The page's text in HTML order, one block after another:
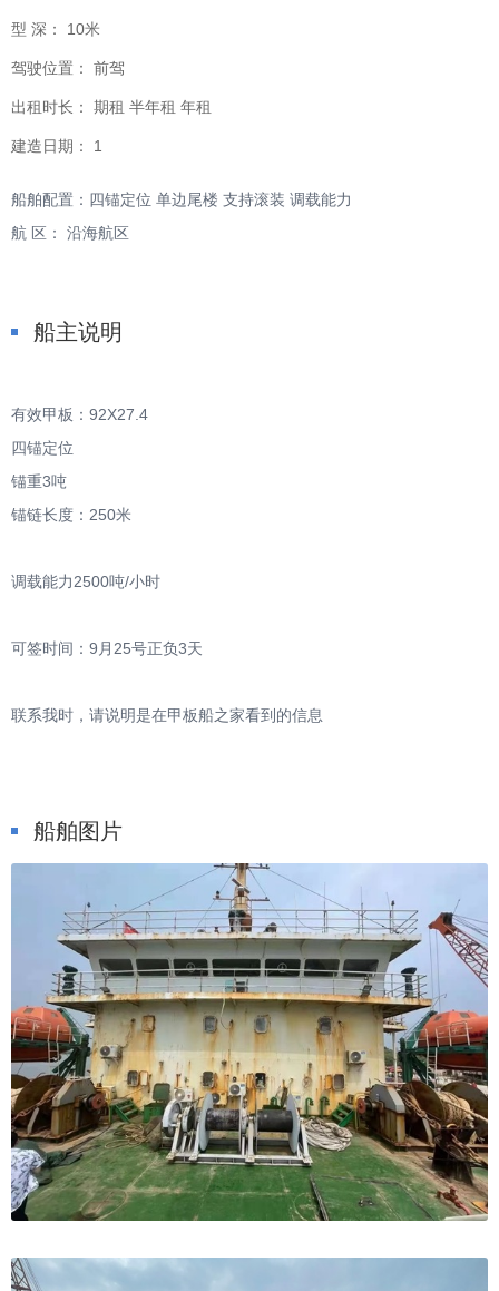
型 深： 10米
驾驶位置： 前驾
出租时长： 期租 半年租 年租
建造日期： 1
船舶配置：四锚定位 单边尾楼 支持滚装 调载能力
航 区： 沿海航区
船主说明
有效甲板：92X27.4
四锚定位
锚重3吨
锚链长度：250米
调载能力2500吨/小时
可签时间：9月25号正负3天
联系我时，请说明是在甲板船之家看到的信息
船舶图片